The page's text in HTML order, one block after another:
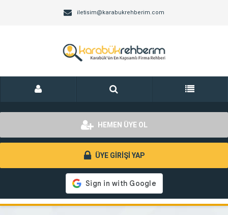
iletisim@karabukrehberim.com
HEMEN ÜYE OL
ÜYE GİRİŞİ YAP